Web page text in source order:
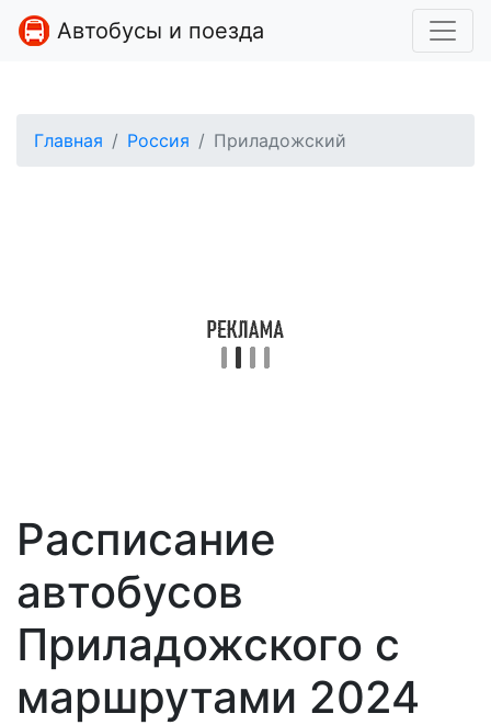
Автобусы и поезда
Главная Россия Приладожский
Расписание
автобусов
Приладожского с
маршрутами 2024